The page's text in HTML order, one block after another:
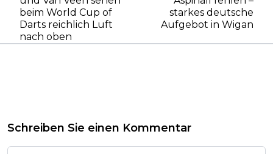
beim World Cup of
Darts reichlich Luft
nach oben
starkes deutsche
Aufgebot in Wigan
Schreiben Sie einen Kommentar